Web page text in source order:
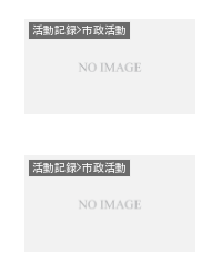
活動記録>市政活動
活動記録>市政活動